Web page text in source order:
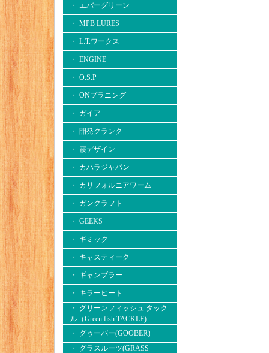
・ エバーグリーン
・ MPB LURES
・ L.T.ワークス
・ ENGINE
・ O.S.P
・ ONプラニング
・ ガイア
・ 開発クランク
・ 霞デザイン
・ カハラジャパン
・ カリフォルニアワーム
・ ガンクラフト
・ GEEKS
・ ギミック
・ キャスティーク
・ ギャンブラー
・ キラーヒート
・ グリーンフィッシュ タック
ル（Green fish TACKLE)
・ グゥーバー(GOOBER)
・ グラスルーツ(GRASS